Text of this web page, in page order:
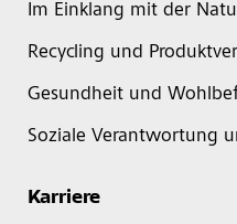
Im Einklang mit der
Recycling und
Gesundheit und
Soziale Verantwortung
Karriere